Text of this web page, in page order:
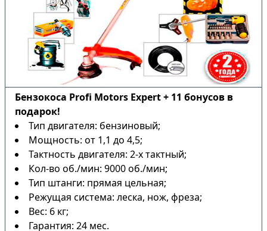
Бензокоса Profi Motors Expert + 11 бонусов в
подарок!
Тип двигателя: бензиновый;
Мощность: от 1,1 до 4,5;
Тактность двигателя: 2-х тактный;
Кол-во об./мин: 9000 об./мин;
Тип штанги: прямая цельная;
Режущая система: леска, нож, фреза;
Вес: 6 кг;
Гарантия: 24 мес.